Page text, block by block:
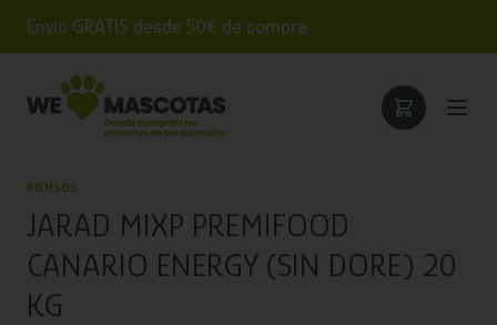
Envío GRATIS desde 50€ de compra
PIENSOS
JARAD MIXP PREMIFOOD
CANARIO ENERGY (SIN DORE) 20
KG